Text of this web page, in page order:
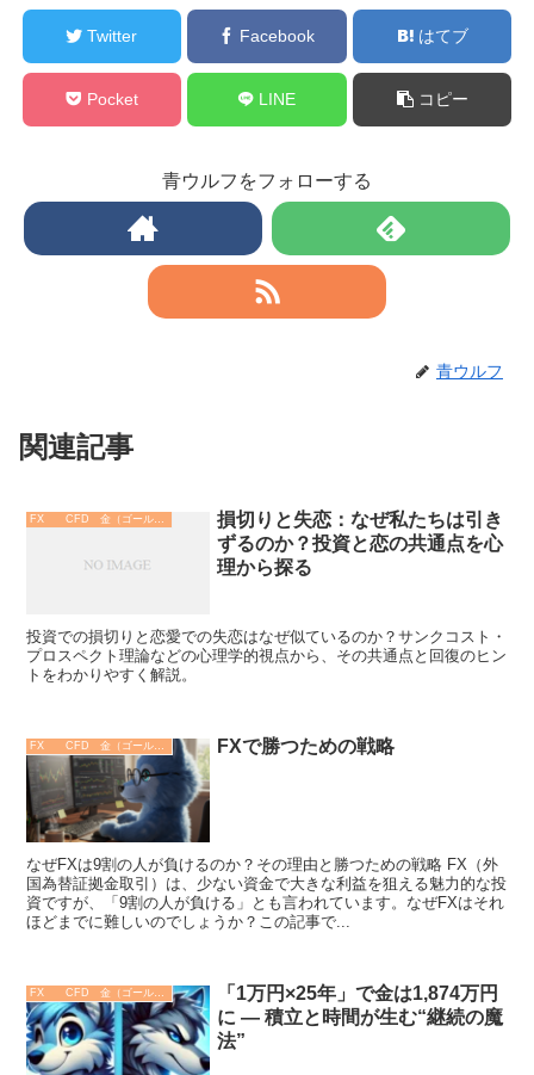
Twitter Facebook はてブ
Pocket LINE コピー
青ウルフをフォローする
青ウルフ
関連記事
損切りと失恋：なぜ私たちは引き
ずるのか？投資と恋の共通点を心
理から探る
投資での損切りと恋愛での失恋はなぜ似ているのか？サンクコスト・
プロスペクト理論などの心理学的視点から、その共通点と回復のヒン
トをわかりやすく解説。
FX CFD 金（ゴールド） FXで勝つための戦略
なぜFXは9割の人が負けるのか？その理由と勝つための戦略 FX（外
国為替証拠金取引）は、少ない資金で大きな利益を狙える魅力的な投
資ですが、「9割の人が負ける」とも言われています。なぜFXはそれ
ほどまでに難しいのでしょうか？この記事で...
「1万円×25年」で金は1,874万円
に ― 積立と時間が生む“継続の魔
法”